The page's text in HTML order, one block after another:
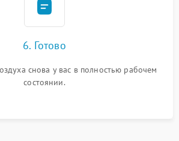
6. Готово
снова у вас в полностью рабочем
состоянии.